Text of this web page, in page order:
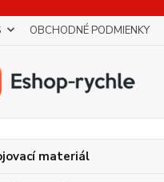
OBCHODNÉ PODMIENKY
materiál